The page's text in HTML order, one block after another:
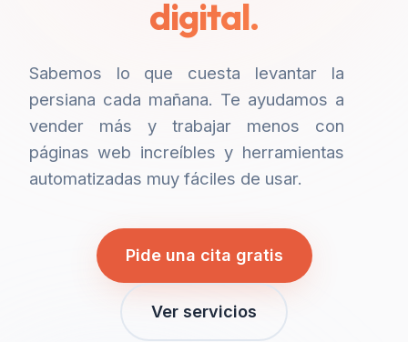
digital.
Sabemos lo que cuesta levantar la
persiana cada mañana. Te ayudamos a
vender más y trabajar menos con
páginas web increíbles y herramientas
automatizadas muy fáciles de usar.
Pide una cita gratis
Ver servicios